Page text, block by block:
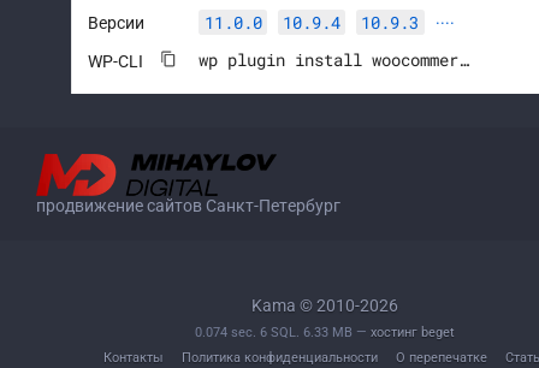
Версии
11.0.0 10.9.4 10.9.3 ····
WP-CLI wp plugin install woocommerce --activate
продвижение сайтов Санкт-Петербург
Kama © 2010-2026
0.074 sec. 6 SQL. 6.33 MB — хостинг beget
Контакты
Политика конфиденциальности О перепечатке